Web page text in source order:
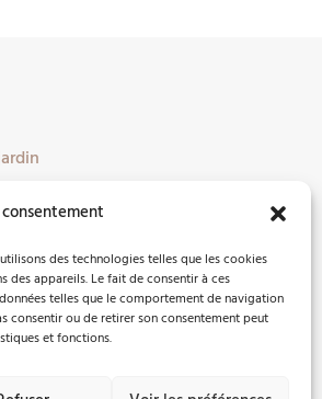
des technologies telles que les cookies
appareils. Le fait de consentir à ces
telles que le comportement de navigation
consentir ou de retirer son consentement peut
et fonctions.